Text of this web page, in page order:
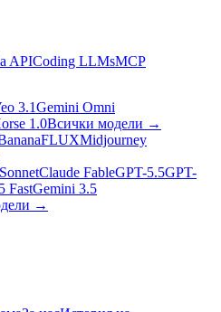
APICoding LLMsMCP
3.1Gemini Omni
1.0Всички модели →
FLUXMidjourney
Claude FableGPT-5.5GPT-
FastGemini 3.5
→